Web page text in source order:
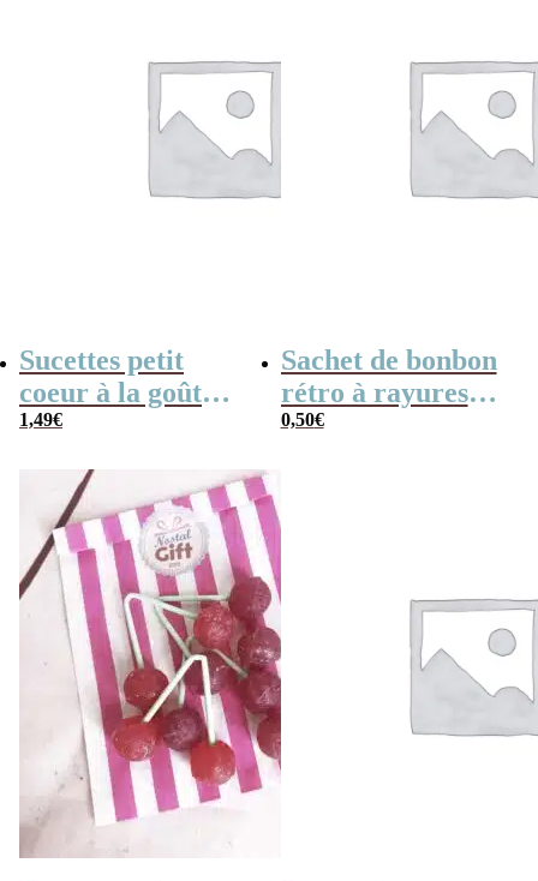
Sucettes petit
coeur à la goût
cerise x5
1,49€
Sachet de bonbon
rétro à rayures
roses et blanches
0,50€